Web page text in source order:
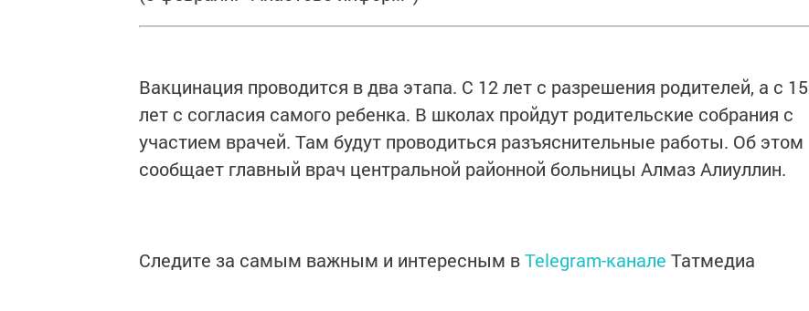
Вакцинация проводится в два этапа. С 12 лет с разрешения родителей, а с 15
лет с согласия самого ребенка. В школах пройдут родительские собрания с
участием врачей. Там будут проводиться разъяснительные работы. Об этом
сообщает главный врач центральной районной больницы Алмаз Алиуллин.
Следите за самым важным и интересным вTelegram-канале Татмедиа